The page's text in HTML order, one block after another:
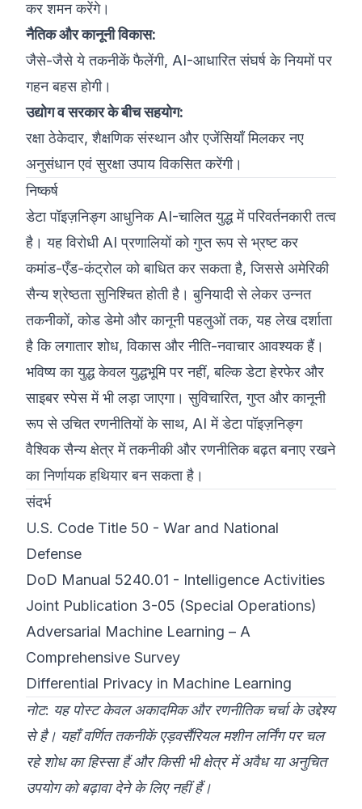
कर शमन करेंगे।
नैतिक और कानूनी विकास:
जैसे-जैसे ये तकनीकें फैलेंगी, AI-आधारित संघर्ष के नियमों पर
गहन बहस होगी।
उद्योग व सरकार के बीच सहयोग:
रक्षा ठेकेदार, शैक्षणिक संस्थान और एजेंसियाँ मिलकर नए
अनुसंधान एवं सुरक्षा उपाय विकसित करेंगी।
निष्कर्ष
डेटा पॉइज़निङ्ग आधुनिक AI-चालित युद्ध में परिवर्तनकारी तत्व
है। यह विरोधी AI प्रणालियों को गुप्त रूप से भ्रष्ट कर
कमांड-एँड-कंट्रोल को बाधित कर सकता है, जिससे अमेरिकी
सैन्य श्रेष्ठता सुनिश्चित होती है। बुनियादी से लेकर उन्नत
तकनीकों, कोड डेमो और कानूनी पहलुओं तक, यह लेख दर्शाता
है कि लगातार शोध, विकास और नीति-नवाचार आवश्यक हैं।
भविष्य का युद्ध केवल युद्धभूमि पर नहीं, बल्कि डेटा हेरफेर और
साइबर स्पेस में भी लड़ा जाएगा। सुविचारित, गुप्त और कानूनी
रूप से उचित रणनीतियों के साथ, AI में डेटा पॉइज़निङ्ग
वैश्विक सैन्य क्षेत्र में तकनीकी और रणनीतिक बढ़त बनाए रखने
का निर्णायक हथियार बन सकता है।
संदर्भ
U.S. Code Title 50 - War and National
Defense
DoD Manual 5240.01 - Intelligence Activities
Joint Publication 3-05 (Special Operations)
Adversarial Machine Learning – A
Comprehensive Survey
Differential Privacy in Machine Learning
नोट: यह पोस्ट केवल अकादमिक और रणनीतिक चर्चा के उद्देश्य
से है। यहाँ वर्णित तकनीकें एड़वर्सैरियल मशीन लर्निंग पर चल
रहे शोध का हिस्सा हैं और किसी भी क्षेत्र में अवैध या अनुचित
उपयोग को बढ़ावा देने के लिए नहीं हैं।